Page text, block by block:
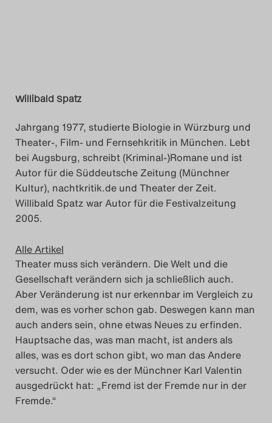
Willibald Spatz
Jahrgang 1977, studierte Biologie in Würzburg und
Theater-, Film- und Fernsehkritik in München. Lebt
bei Augsburg, schreibt (Kriminal-)Romane und ist
Autor für die Süddeutsche Zeitung (Münchner
Kultur), nachtkritik.de und Theater der Zeit.
Willibald Spatz war Autor für die Festivalzeitung
2005.
Alle Artikel
Theater muss sich verändern. Die Welt und die
Gesellschaft verändern sich ja schließlich auch.
Aber Veränderung ist nur erkennbar im Vergleich zu
dem, was es vorher schon gab. Deswegen kann man
auch anders sein, ohne etwas Neues zu erfinden.
Hauptsache das, was man macht, ist anders als
alles, was es dort schon gibt, wo man das Andere
versucht. Oder wie es der Münchner Karl Valentin
ausgedrückt hat: „Fremd ist der Fremde nur in der
Fremde.“